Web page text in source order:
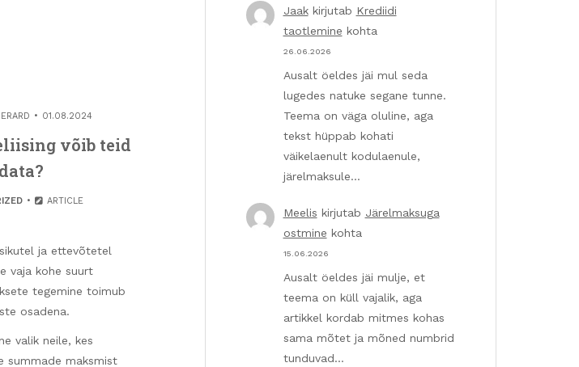
01.08.2024
võib teid
ARTICLE
ja ettevõtetel
vaja kohe suurt
tegemine toimub
osadena.
valik neile, kes
summade maksmist
Jaakkirjutab Krediidi
taotlemine kohta
26.06.2026
Ausalt öeldes jäi mul seda
lugedes natuke segane tunne.
Teema on väga oluline, aga
tekst hüppab kohati
väikelaenult kodulaenule,
järelmaksule…
Meelis kirjutab Järelmaksuga
ostmine kohta
15.06.2026
Ausalt öeldes jäi mulje, et
teema on küll vajalik, aga
artikkel kordab mitmes kohas
sama mõtet ja mõned numbrid
tunduvad…